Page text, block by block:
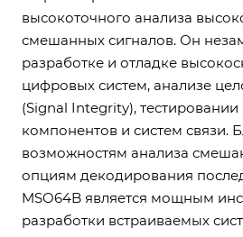
высокоточного анализа
смешанных сигналов. Он
разработке и отладке
цифровых систем, анализе
(Signal Integrity),
компонентов и систем связи.
возможностям анализа
опциям декодирования
MSO64B является мощным
разработки встраиваемых